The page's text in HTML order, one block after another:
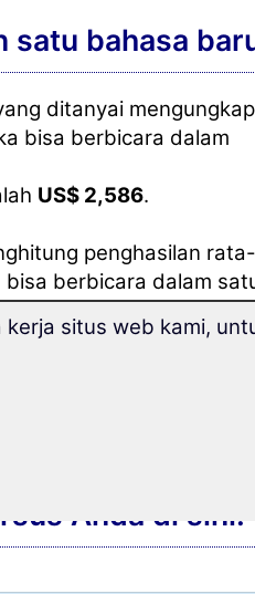
satu bahasa
ditanyai
bisa berbicara dalam
US$ 2,586.
penghasilan
berbicara dalam
banyak.
Anda di sini:
situs web kami,